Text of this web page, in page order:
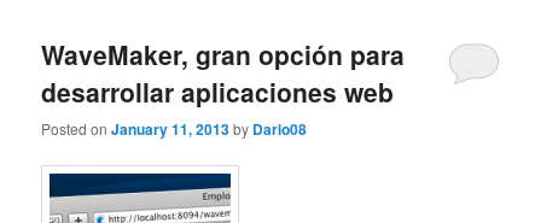
WaveMaker, gran opción para
desarrollar aplicaciones web
Posted onJanuary 11, 2013by Dario08